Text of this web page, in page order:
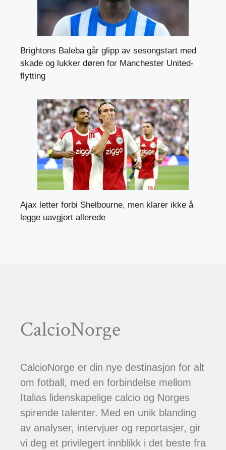
Brightons Baleba går glipp av sesongstart med
skade og lukker døren for Manchester United-
flytting
Ajax letter forbi Shelbourne, men klarer ikke å
legge uavgjort allerede
CalcioNorge
CalcioNorge er din nye destinasjon for alt
om fotball, med en forbindelse mellom
Italias lidenskapelige calcio og Norges
spirende talenter. Med en unik blanding
av analyser, intervjuer og reportasjer, gir
vi deg et privilegert innblikk i det beste fra